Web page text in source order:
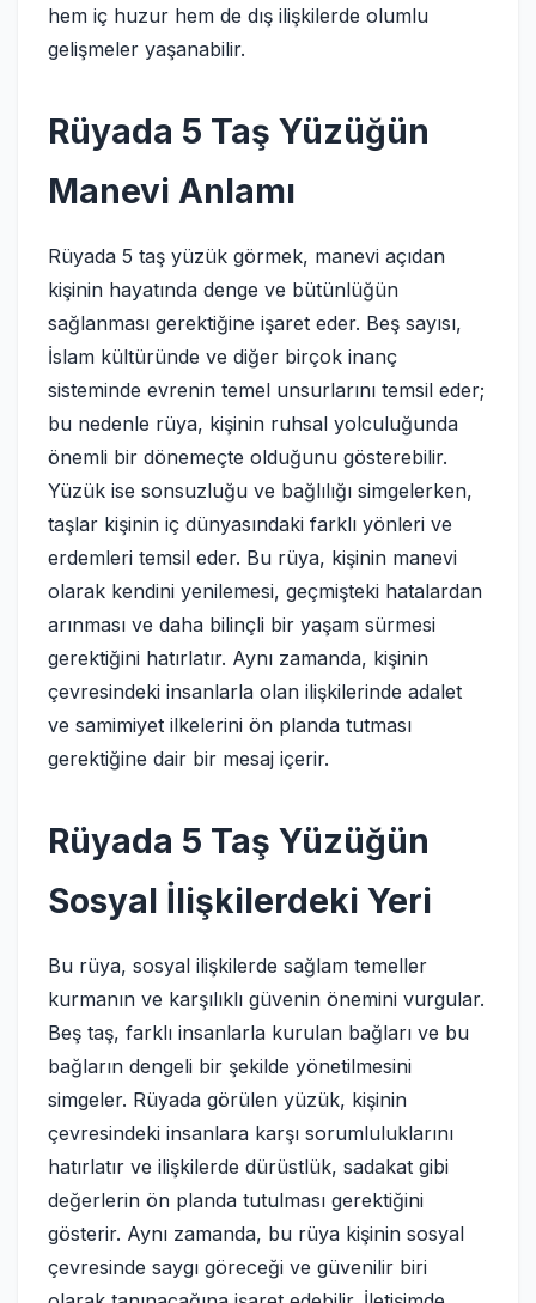
hem iç huzur hem de dış ilişkilerde olumlu
gelişmeler yaşanabilir.
Rüyada 5 Taş Yüzüğün
Manevi Anlamı
Rüyada 5 taş yüzük görmek, manevi açıdan
kişinin hayatında denge ve bütünlüğün
sağlanması gerektiğine işaret eder. Beş sayısı,
İslam kültüründe ve diğer birçok inanç
sisteminde evrenin temel unsurlarını temsil eder;
bu nedenle rüya, kişinin ruhsal yolculuğunda
önemli bir dönemeçte olduğunu gösterebilir.
Yüzük ise sonsuzluğu ve bağlılığı simgelerken,
taşlar kişinin iç dünyasındaki farklı yönleri ve
erdemleri temsil eder. Bu rüya, kişinin manevi
olarak kendini yenilemesi, geçmişteki hatalardan
arınması ve daha bilinçli bir yaşam sürmesi
gerektiğini hatırlatır. Aynı zamanda, kişinin
çevresindeki insanlarla olan ilişkilerinde adalet
ve samimiyet ilkelerini ön planda tutması
gerektiğine dair bir mesaj içerir.
Rüyada 5 Taş Yüzüğün
Sosyal İlişkilerdeki Yeri
Bu rüya, sosyal ilişkilerde sağlam temeller
kurmanın ve karşılıklı güvenin önemini vurgular.
Beş taş, farklı insanlarla kurulan bağları ve bu
bağların dengeli bir şekilde yönetilmesini
simgeler. Rüyada görülen yüzük, kişinin
çevresindeki insanlara karşı sorumluluklarını
hatırlatır ve ilişkilerde dürüstlük, sadakat gibi
değerlerin ön planda tutulması gerektiğini
gösterir. Aynı zamanda, bu rüya kişinin sosyal
çevresinde saygı göreceği ve güvenilir biri